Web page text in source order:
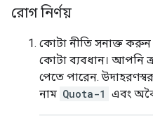
রোগ নির্ণয়
কোটা নীতি সনাক্ত করুন
কোটা ব্যবধান। আপনি
পেতে পারেন.
নাম Quota-1 এবং